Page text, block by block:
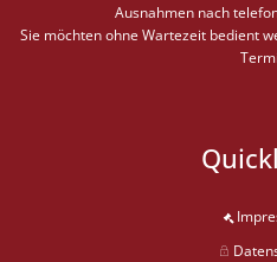
Ausnahmen nach
Sie möchten ohne Wartezeit bedient